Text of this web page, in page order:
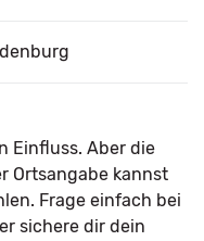
Einfluss. Aber die
Ortsangabe kannst
Frage einfach bei
sichere dir dein